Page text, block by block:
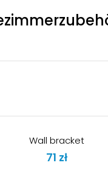
Wall bracket
71 zł